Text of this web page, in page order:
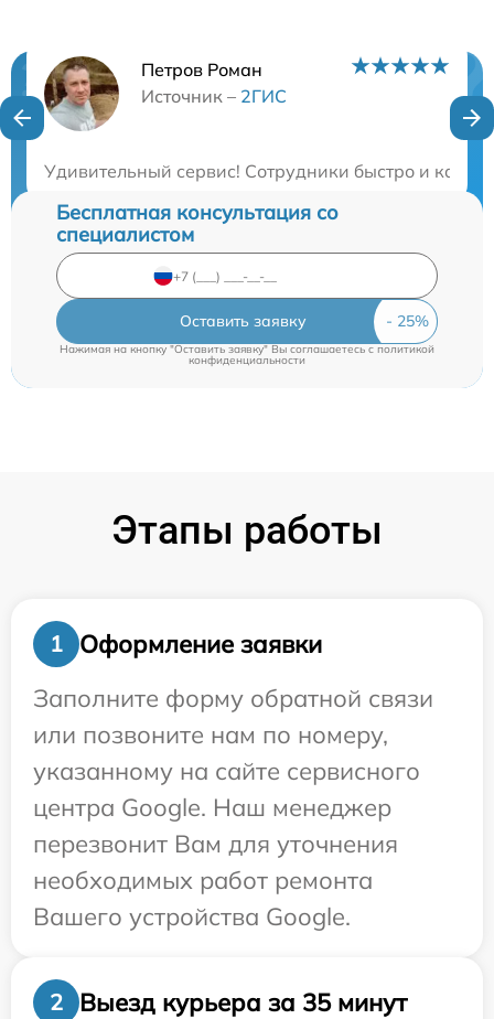
Петров Роман
Источник – 2ГИС
Удивительный сервис! Сотрудники быстро и
Нужна консультация?
Бесплатная консультация со
специалистом
Оставить заявку
Нажимая на кнопку "Оставить заявку" Вы соглашаетесь c политикой
конфиденциальности
Этапы работы
1
Оформление заявки
Заполните форму обратной связи
или позвоните нам по номеру,
указанному на сайте сервисного
центра Google. Наш менеджер
перезвонит Вам для уточнения
необходимых работ ремонта
Вашего устройства Google.
2 Выезд курьера за 35 минут